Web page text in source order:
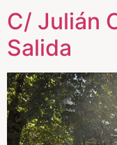
C/ Julián
Salida